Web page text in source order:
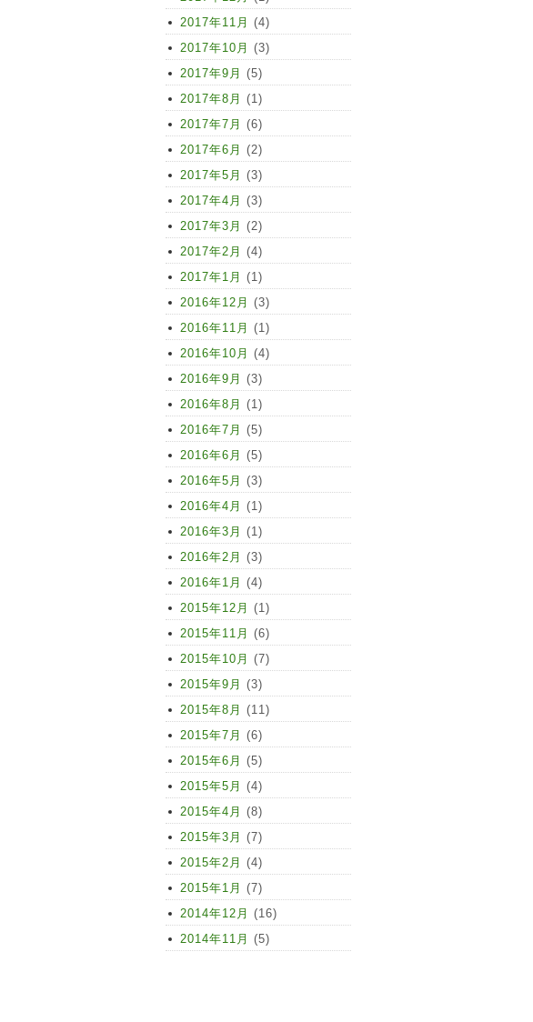
2017年11月 (4)
2017年10月 (3)
2017年9月 (5)
2017年8月 (1)
2017年7月 (6)
2017年6月 (2)
2017年5月 (3)
2017年4月 (3)
2017年3月 (2)
2017年2月 (4)
2017年1月 (1)
2016年12月 (3)
2016年11月 (1)
2016年10月 (4)
2016年9月 (3)
2016年8月 (1)
2016年7月 (5)
2016年6月 (5)
2016年5月 (3)
2016年4月 (1)
2016年3月 (1)
2016年2月 (3)
2016年1月 (4)
2015年12月 (1)
2015年11月 (6)
2015年10月 (7)
2015年9月 (3)
2015年8月 (11)
2015年7月 (6)
2015年6月 (5)
2015年5月 (4)
2015年4月 (8)
2015年3月 (7)
2015年2月 (4)
2015年1月 (7)
2014年12月 (16)
2014年11月 (5)